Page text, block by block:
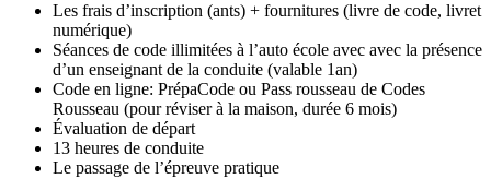
Les frais d’inscription (ants) + fournitures (livre de code, livret
numérique)
Séances de code illimitées à l’auto école avec avec la présence
d’un enseignant de la conduite (valable 1an)
Code en ligne: PrépaCode ou Pass rousseau de Codes
Rousseau (pour réviser à la maison, durée 6 mois)
Évaluation de départ
13 heures de conduite
Le passage de l’épreuve pratique